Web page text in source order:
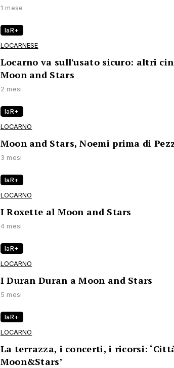
1 mese
laR+
LOCARNESE
Locarno va sull'usato sicuro: altri
Moon and Stars
2 mesi
laR+
LOCARNO
Moon and Stars, Noemi prima di
3 mesi
laR+
LOCARNO
I Roxette al Moon and Stars
4 mesi
laR+
LOCARNO
I Duran Duran a Moon and Stars
5 mesi
laR+
LOCARNO
La terrazza, i concerti, i ricorsi:
Moon&Stars’